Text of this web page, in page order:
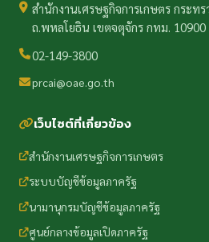
สำนักงานเศรษฐกิจการเกษตร กระท
ถ.พหลโยธิน เขตจตุจักร กทม. 10900
02-149-3800
prcai@oae.go.th
เว็บไซต์ที่เกี่ยวข้อง
สำนักงานเศรษฐกิจการเกษตร
ระบบบัญชีข้อมูลภาครัฐ
นามานุกรมบัญชีข้อมูลภาครัฐ
ศูนย์กลางข้อมูลเปิดภาครัฐ